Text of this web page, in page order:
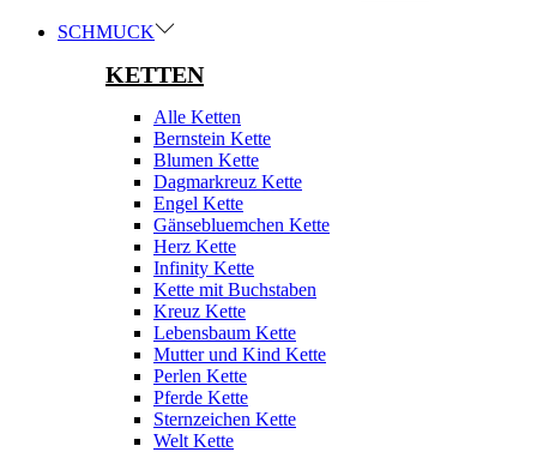
SCHMUCK
KETTEN
Alle Ketten
Bernstein Kette
Blumen Kette
Dagmarkreuz Kette
Engel Kette
Gänsebluemchen Kette
Herz Kette
Infinity Kette
Kette mit Buchstaben
Kreuz Kette
Lebensbaum Kette
Mutter und Kind Kette
Perlen Kette
Pferde Kette
Sternzeichen Kette
Welt Kette